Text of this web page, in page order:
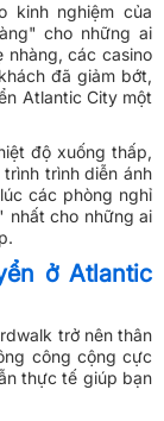
kinh nghiệm của
cho những ai
nhàng, các casino
đã giảm bớt,
Atlantic City một
độ xuống thấp,
trình diễn ánh
các phòng nghỉ
nhất cho những ai
ở Atlantic
trở nên thân
công cộng cực
thực tế giúp bạn